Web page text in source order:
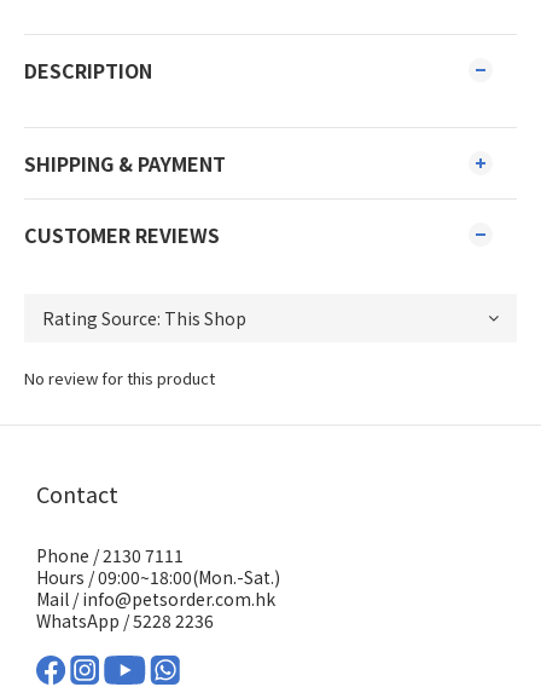
DESCRIPTION
SHIPPING & PAYMENT
CUSTOMER REVIEWS
No review for this product
Contact
Phone / 2130 7111
Hours / 09:00~18:00(Mon.-Sat.)
Mail / info@petsorder.com.hk
WhatsApp /5228 2236